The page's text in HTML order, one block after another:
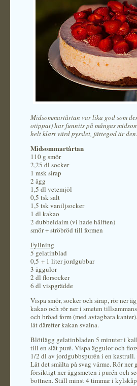
Midsommartårtan var lika god som
otippat) har funnits på mångas
helt klart värd pysslet, jättegod är
Midsommartårtan
110 g smör
2,25 dl socker
1 msk sirap
2 ägg
1,5 dl vetemjöl
0,5 tsk salt
1,5 tsk vaniljsocker
1 dl kakao
2 dubbeldaim (vi hade hälften)
smör + ströbröd till formen
Fyllning
5 gelatinblad
0,5 + 1 liter jordgubbar
3 äggulor
2 dl florsocker
6 dl vispgrädde
Vispa smör, socker och sirap, rör ner
kakao och rör ner i smeten
och bröad form (med avtagbara
låt därefter kakan svalna.
Blötlägg gelatinbladen 5 minuter i
till en slät puré. Vispa äggulor och
1/2 dl av jordgubbspurén i en
Låt det smälta på svag värme. Rör
försiktigt ner äggsmeten i purén och
bottnen. Ställ minst 4 timmar i